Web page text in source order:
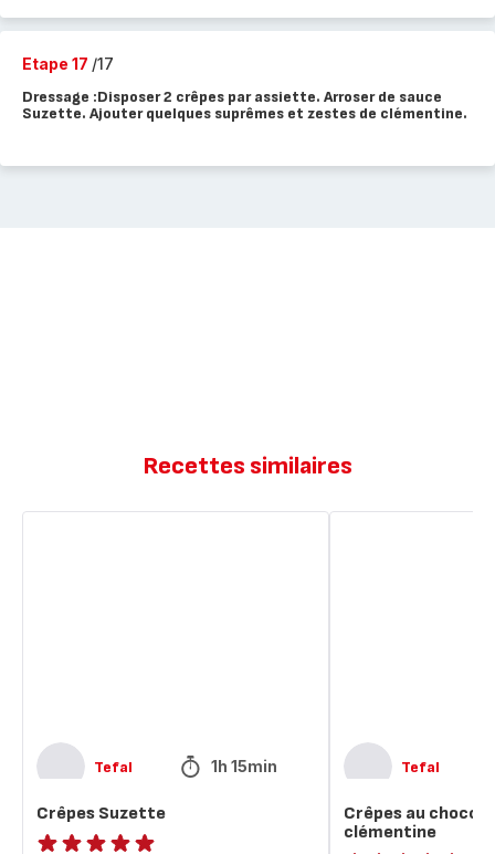
Etape 17 /17
Dressage :Disposer 2 crêpes par assiette. Arroser de sauce
Suzette. Ajouter quelques suprêmes et zestes de clémentine.
Recettes similaires
Tefal 1h 15min
Crêpes Suzette
Tefal
Crêpes au
clémentine